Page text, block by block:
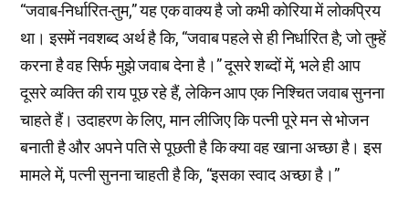
“जवाब-निर्धारित-तुम,” यह एक वाक्य है जो कभी कोरिया में लोकप्रिय
था। इसमें नवशब्द अर्थ है कि, “जवाब पहले से ही निर्धारित है; जो तुम्हें
करना है वह सिर्फ मुझे जवाब देना है।” दूसरे शब्दों में, भले ही आप
दूसरे व्यक्ति की राय पूछ रहे हैं, लेकिन आप एक निश्चित जवाब सुनना
चाहते हैं। उदाहरण के लिए, मान लीजिए कि पत्नी पूरे मन से भोजन
बनाती है और अपने पति से पूछती है कि क्या वह खाना अच्छा है। इस
मामले में, पत्नी सुनना चाहती है कि, “इसका स्वाद अच्छा है।”